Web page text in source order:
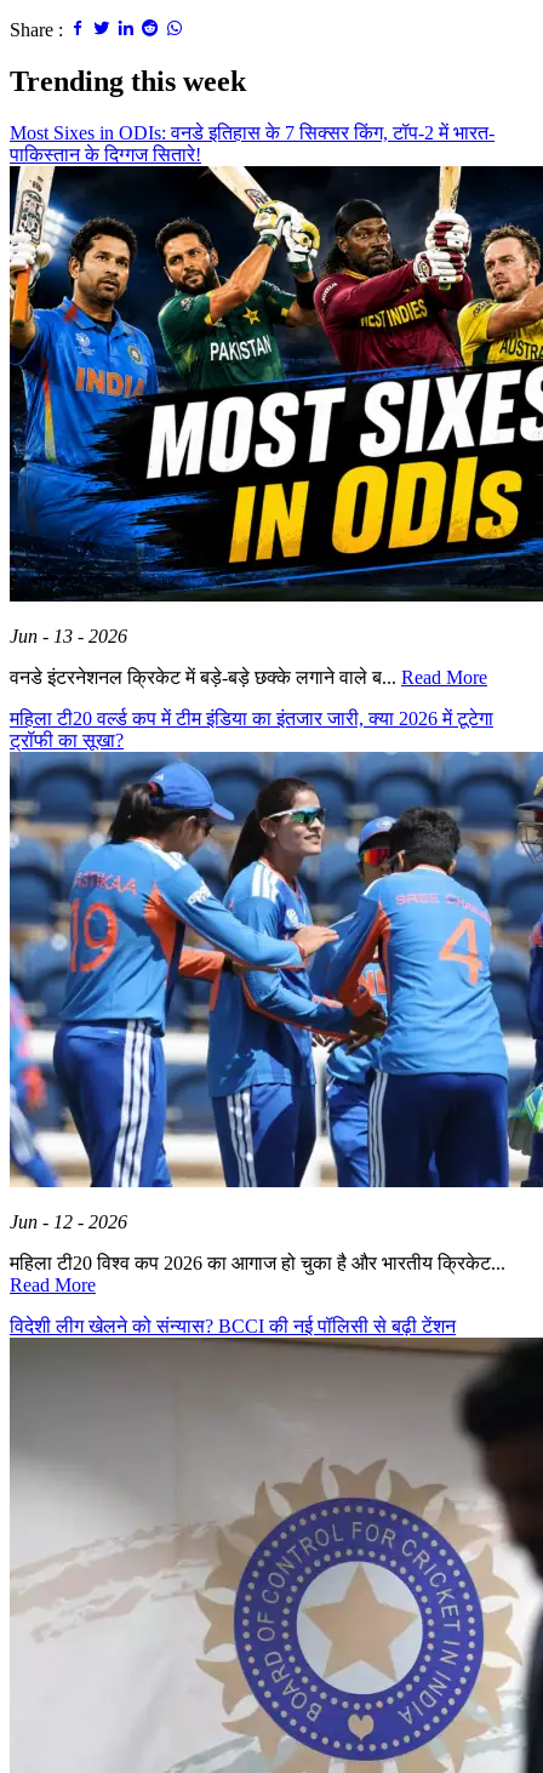
Share :
Trending this week
Most Sixes in ODIs: वनडे इतिहास के 7 सिक्सर किंग, टॉप-2 में भारत-
पाकिस्तान के दिग्गज सितारे!
Jun - 13 - 2026
वनडे इंटरनेशनल क्रिकेट में बड़े-बड़े छक्के लगाने वाले ब... Read More
महिला टी20 वर्ल्ड कप में टीम इंडिया का इंतजार जारी, क्या 2026 में टूटेगा
ट्रॉफी का सूखा?
Jun - 12 - 2026
महिला टी20 विश्व कप 2026 का आगाज हो चुका है और भारतीय क्रिकेट...
Read More
विदेशी लीग खेलने को संन्यास? BCCI की नई पॉलिसी से बढ़ी टेंशन